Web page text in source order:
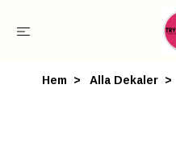
Hem Alla Dekaler